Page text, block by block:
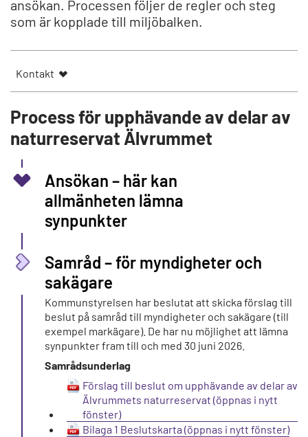
ansökan. Processen följer de regler och steg
som är kopplade till miljöbalken.
Kontakt
Process för upphävande av delar av
naturreservat Älvrummet
Ansökan – här kan
allmänheten lämna
synpunkter
Samråd – för myndigheter och
sakägare
Kommunstyrelsen har beslutat att skicka förslag till
beslut på samråd till myndigheter och sakägare (till
exempel markägare). De har nu möjlighet att lämna
synpunkter fram till och med 30 juni 2026.
Samrådsunderlag
Förslag till beslut om upphävande av delar av
Älvrummets naturreservat
Bilaga 1 Beslutskarta